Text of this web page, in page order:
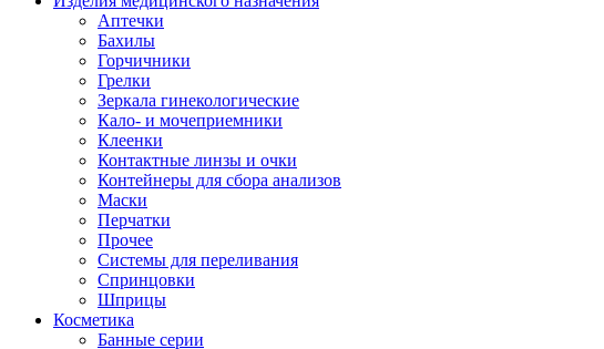
Аптечки
Бахилы
Горчичники
Грелки
Зеркала гинекологические
Кало- и мочеприемники
Клеенки
Контактные линзы и очки
Контейнеры для сбора анализов
Маски
Перчатки
Прочее
Системы для переливания
Спринцовки
Шприцы
Косметика
Банные серии